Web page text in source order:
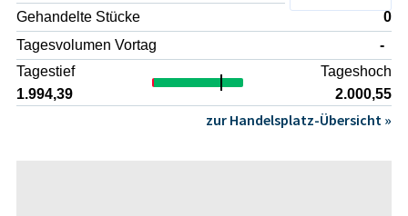
Gehandelte Stücke
0
Tagesvolumen Vortag
-
Tagestief
1.994,39
Tageshoch
2.000,55
zur Handelsplatz-Übersicht »